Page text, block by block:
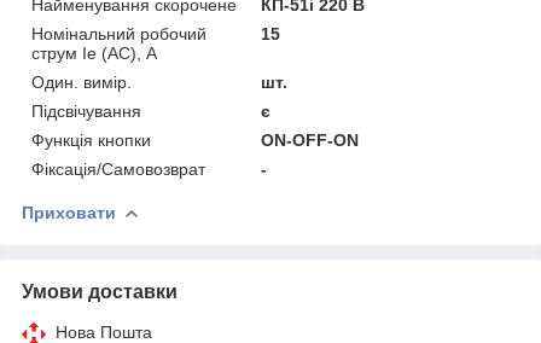
Найменування скорочене
КП-51і 220 В
Номінальний робочий
струм Ie (AC), А
15
Один. вимір.
шт.
Підсвічування
є
Функція кнопки
ON-OFF-ON
Фіксація/Самовозврат
-
Приховати
Умови доставки
Нова Пошта